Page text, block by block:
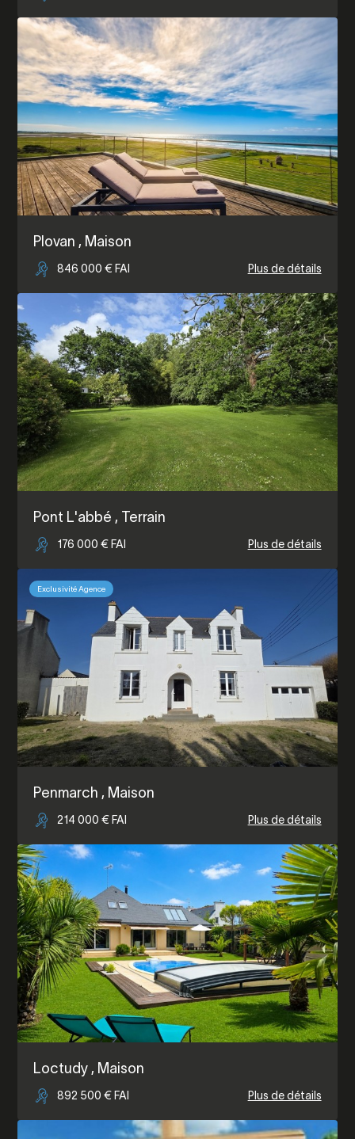
Plovan , Maison
846 000 € FAI Plus de détails
Pont L'abbé , Terrain
176 000 € FAI Plus de détails
Exclusivité Agence
Penmarch , Maison
214 000 € FAI Plus de détails
Loctudy , Maison
892 500 € FAI Plus de détails